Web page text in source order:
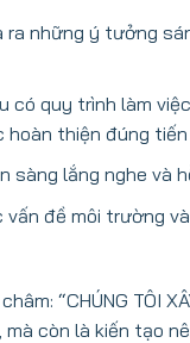
những ý tưởng
có quy trình làm
thiện đúng
sàng lắng nghe và
đề môi trường
“CHÚNG TÔI
còn là kiến tạo